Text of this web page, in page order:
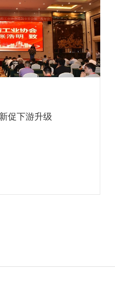
促下游升级